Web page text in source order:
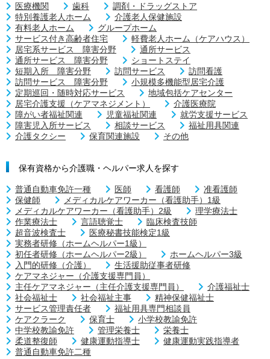
医療機関 歯科
調剤・ドラッグストア
特別養護老人ホーム
介護老人保健施設
有料老人ホーム
グループホーム
サービス付き高齢者住宅
軽費老人ホーム（ケアハウス）
居宅系サービス 障害分野
通所サービス
通所サービス 障害分野
ショートステイ
短期入所 障害分野
訪問サービス
訪問看護
訪問サービス 障害分野
小規模多機能型居宅介護
定期巡回・随時対応サービス
地域包括ケアセンター
居宅介護支援（ケアマネジメント）
介護医療院
障がい者福祉関連
児童福祉関連
就労支援サービス
障害児入所サービス
相談サービス
福祉用具関連
介護タクシー
保育関連施設 その他
保有資格から介護職・ヘルパー求人を探す
普通自動車免許一種 医師 看護師
准看護師
保健師
メディカルケアワーカー（看護助手）1級
メディカルケアワーカー（看護助手）2級
理学療法士
作業療法士
言語聴覚士
臨床検査技師
超音波検査士
医療秘書技能検定1級
実務者研修（ホームヘルパー1級）
初任者研修（ホームヘルパー2級）
ホームヘルパー3級
入門的研修（介護）
生活援助従事者研修
ケアマネジャー（介護支援専門員）
主任ケアマネジャー（主任介護支援専門員）
介護福祉士
社会福祉士
社会福祉主事
精神保健福祉士
サービス管理責任者
福祉用具専門相談員
ケアクラーク
保育士
小学校教諭免許
中学校教諭免許
管理栄養士
栄養士
柔道整復師
健康運動指導士
健康運動実践指導者
普通自動車免許二種